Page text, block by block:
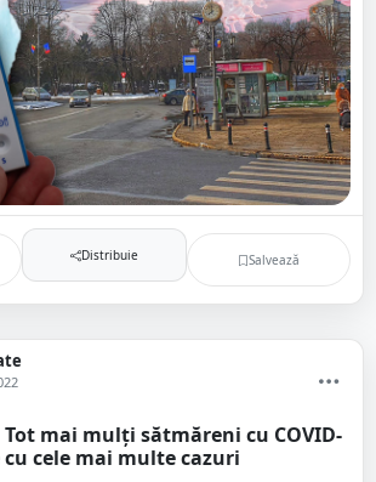
Distribuie Salvează
Tot mai mulți sătmăreni cu COVID-
cele mai multe cazuri